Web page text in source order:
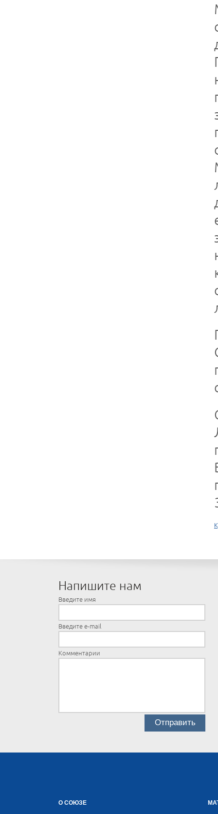
Напишите нам
Введите имя
Введите e-mail
Комментарии
О СОЮЗЕ